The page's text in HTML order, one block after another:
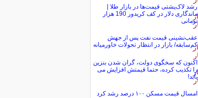
رشد لاک‌پشتی قیمت‌ها در بازار طلا |
ماندگاری دلار در کف کریدور 190 هزار
تومانی
عقب‌نشینی قیمت نفت پس از جهش
کم‌سابقه/ بازار در انتظار تحولات خاورمیانه
اکنون که سخگوی دولت، گران شدن بنزین
را تکذیب کرده، حتما قیمتش افزایش می
یابد!
امسال قیمت مسکن ۱۰۰ درصد رشد کرد